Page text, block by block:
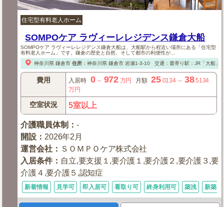
住宅型有料老人ホーム
SOMPOケア ラヴィーレレジデンス鎌倉大船
SOMPOケア ラヴィーレレジデンス鎌倉大船は、大船駅から程近い場所にある「住宅型
有料老人ホーム」です。鎌倉の歴史と自然、そして都市の利便性が...
神奈川県 鎌倉市 住所： 神奈川県 鎌倉市岩瀬1-3-10 交通：最寄り駅：JR「大船」
費用 入居時 0～ 972 万円 月額 25.0134～ 38.5134
万円
空室状況 5室以上
介護職員体制 ：-
開設 ： 2026年2月
運営会社 ： ＳＯＭＰＯケア株式会社
入居条件： 自立,要支援１,要介護１,要介護２,要介護３,要
介護４,要介護５,認知症
新着情報 見学可 即入居可 看取り可 終身利用可 築浅 新築1